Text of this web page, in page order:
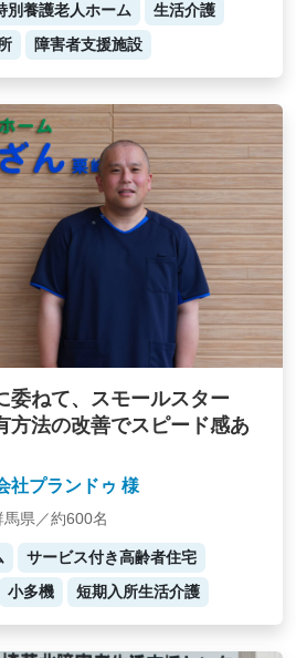
別養護老人ホーム
生活介護
障害者支援施設
委ねて、スモールスター
方法の改善でスピード感あ
社プランドゥ 様
馬県／約600名
サービス付き高齢者住宅
小多機 短期入所生活介護